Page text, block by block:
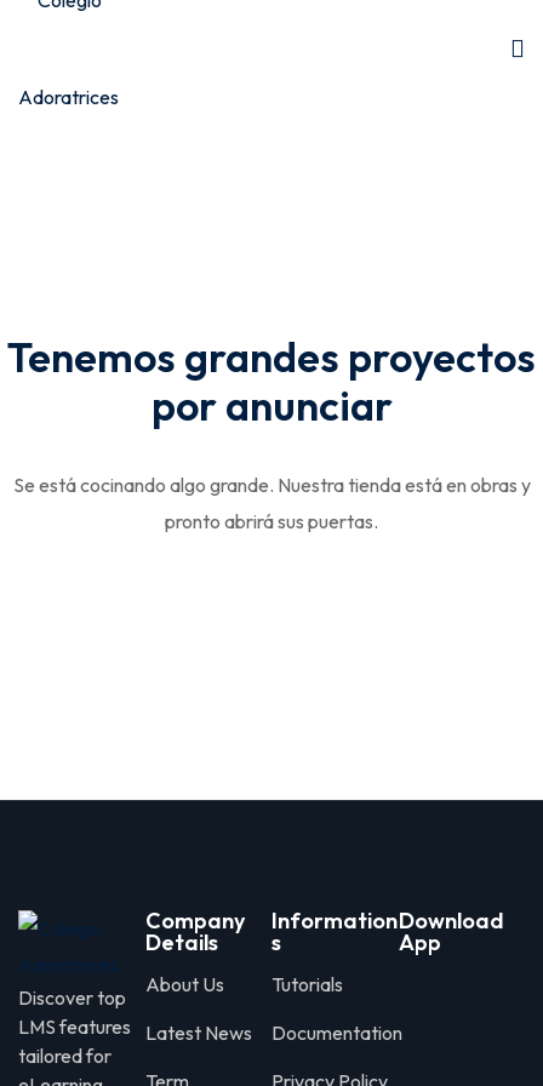
Tenemos grandes proyectos
por anunciar
Se está cocinando algo grande. Nuestra tienda está en obras y
pronto abrirá sus puertas.
Discover top
LMS features
tailored for
Company
Details
About Us
Latest News
Term
Information
s
Tutorials
Documentation
Privacy Policy
Download
App